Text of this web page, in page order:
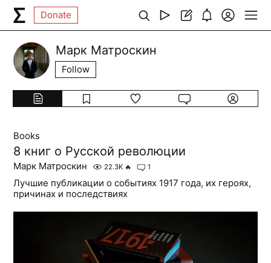
Donate
Марк Матроскин
Follow
Books
8 книг о Русской революции
Марк Матроскин 22.3K 🔥 1
Лучшие публикации о событиях 1917 года, их героях,
причинах и последствиях